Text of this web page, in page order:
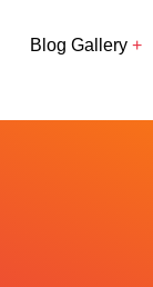
Blog Gallery